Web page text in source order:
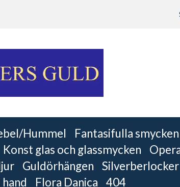
Hummel Fantasifulla smycken
Konst glas och glassmycken
Guldörhängen Silverberlocker
Flora Danica 404